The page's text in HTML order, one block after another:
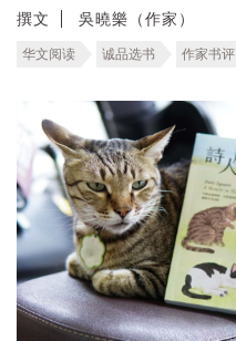
撰文 吳曉樂（作家）
华文阅读 诚品选书 作家书评